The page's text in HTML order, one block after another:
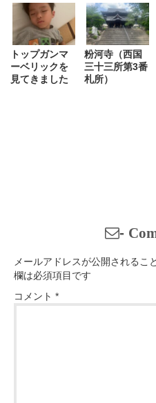
トップガンマ
ーベリックを
見てきました
粉河寺（西国
三十三所第3番
札所）
-
メールアドレスが公開されるこ
欄は必須項目です
コメント *